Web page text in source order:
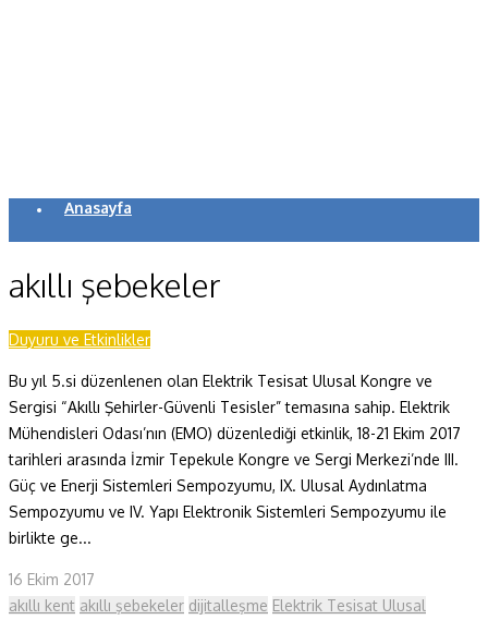
Anasayfa
Yazarlar
Makaleler
Dergi Sayıları
Yaşam Bilimleri
Sağlık
Fizik ve Uzay
Teknoyaşam
akıllı şebekeler
Duyuru ve Etkinlikler
Bu yıl 5.si düzenlenen olan Elektrik Tesisat Ulusal Kongre ve
Sergisi “Akıllı Şehirler-Güvenli Tesisler” temasına sahip. Elektrik
Mühendisleri Odası’nın (EMO) düzenlediği etkinlik, 18-21 Ekim 2017
tarihleri arasında İzmir Tepekule Kongre ve Sergi Merkezi’nde III.
Güç ve Enerji Sistemleri Sempozyumu, IX. Ulusal Aydınlatma
Sempozyumu ve IV. Yapı Elektronik Sistemleri Sempozyumu ile
birlikte ge...
16 Ekim 2017
akıllı kent akıllı şebekeler dijitalleşme Elektrik Tesisat Ulusal